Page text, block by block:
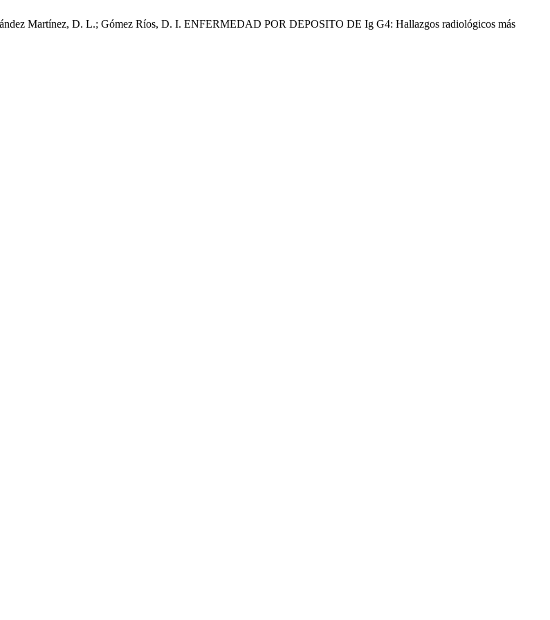
Martínez, D. L.; Gómez Ríos, D. I. ENFERMEDAD POR DEPOSITO DE Ig G4: Hallazgos radiológicos más